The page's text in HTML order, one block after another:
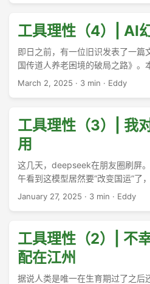
务。 ...
工具理性（4）| AI
即日之前，有一位旧识发表了一篇
国传道人养老困境的破局之路》。
及一些问题，而且朋友圈内许多人
名、人物、故事等多为虚构。比如
教界人士参加社会保险有关问题的
来不会使用笼统的“宗教界”，只会
年某地基金因房产奉献减少出现支
教自由裁量权的脆弱性”，这样的话
道人通过在线培训、灵修辅导等积
作养老机构的服务折扣”，闻所未
案”，似乎将奉献的90%都拿出来
督教界”根本不是一个法人实体；
保险法》应增设宗教教职人员参保
可见。 ...
March 2, 2025 · 3 min · Eddy
工具理性（3）| 我
用
这几天，deepseek在朋友圈刷屏
午看到这模型居然要“改变国运”了
January 27, 2025 · 3 min · Eddy
工具理性（2）| 不
配在江州
据说人类是唯一在生育期过了之后